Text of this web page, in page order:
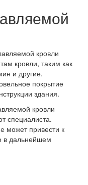
кровли
кровли, таким как
и другие.
покрытие
здания.
кровли
специалиста.
может привести к
в дальнейшем